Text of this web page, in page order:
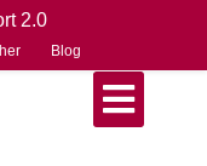
2.0
Blog
Open